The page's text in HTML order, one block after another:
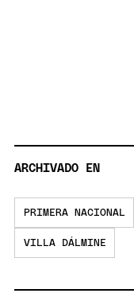
ARCHIVADO EN
PRIMERA NACIONAL
VILLA DÁLMINE